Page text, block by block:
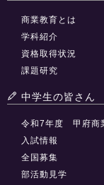
商業教育とは
学科紹介
資格取得状況
課題研究
中学生の皆さん
令和7年度 甲府商
入試情報
全国募集
部活動見学